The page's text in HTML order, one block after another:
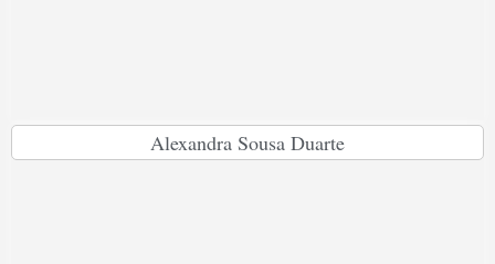
Alexandra Sousa Duarte